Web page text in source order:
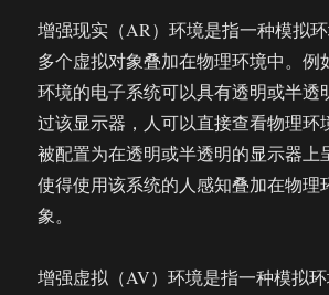
增强现实（AR）环境是指一种模拟
多个虚拟对象叠加在物理环境中。例
环境的电子系统可以具有透明或半透
过该显示器，人可以直接查看物理环
被配置为在透明或半透明的显示器上
使得使用该系统的人感知叠加在物理
象。
增强虚拟（AV）环境是指一种模拟